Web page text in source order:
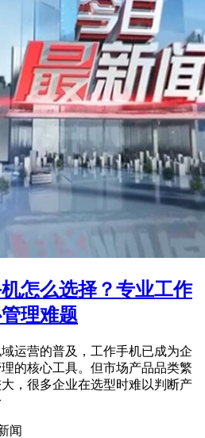
怎么选择？专业工作
理难题
运营的普及，工作手机已成为企
的核心工具。但市场产品品类繁
，很多企业在选型时难以判断产
闻